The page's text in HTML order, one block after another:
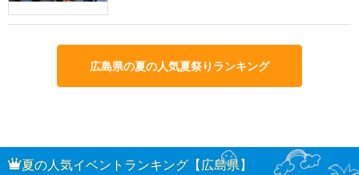
広島県の夏の人気夏祭りランキング
夏の人気イベントランキング【広島県】